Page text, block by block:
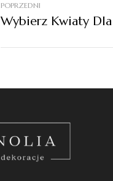
POPRZEDNI